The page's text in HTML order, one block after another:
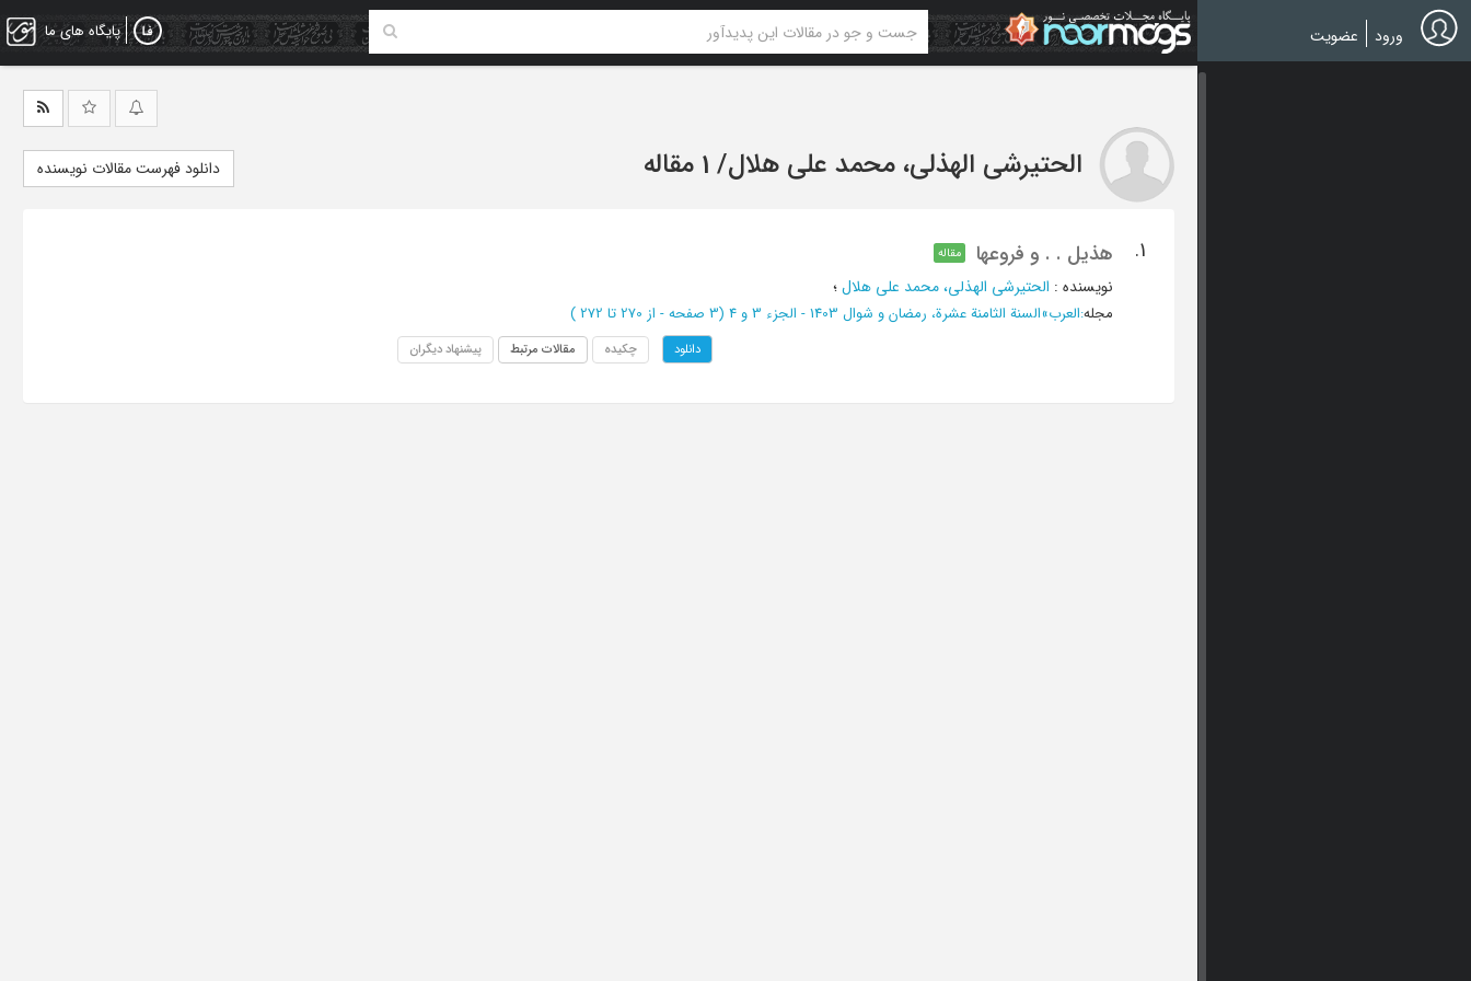
Skip
to
main
پایگاه های ما ورود عضویت
الحتیرشی الهذلی، محمد علی هلال/ 1 مقاله دانلود فهرست مقالات نویسنده
1. هذیل . . و فروعها مقاله
نویسنده : الحتیرشی الهذلی، محمد علی هلال؛
مجله:العرب»السنة الثامنة عشرة، رمضان و شوال 1403 - الجزء 3 و 4 (‎3 صفحه - از 270 تا 272 )
دانلود چکیده مقالات مرتبط پیشنهاد دیگران